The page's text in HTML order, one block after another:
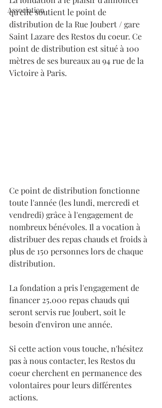
Association
qu'elle soutient le point de
distribution de la Rue Joubert / gare
Saint Lazare des Restos du coeur. Ce
point de distribution est situé à 100
mètres de ses bureaux au 94 rue de la
Victoire à Paris.
Ce point de distribution fonctionne
toute l'année (les lundi, mercredi et
vendredi) grâce à l'engagement de
nombreux bénévoles. Il a vocation à
distribuer des repas chauds et froids à
plus de 150 personnes lors de chaque
distribution.
La fondation a pris l'engagement de
financer 25.000 repas chauds qui
seront servis rue Joubert, soit le
besoin d'environ une année.
Si cette action vous touche, n'hésitez
pas à nous contacter, les Restos du
coeur cherchent en permanence des
volontaires pour leurs différentes
actions.